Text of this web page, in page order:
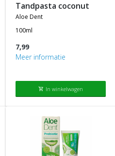
tandpasta coconut
aloe dent
100ml
7,99
Meer informatie
shopping_cart In winkelwagen